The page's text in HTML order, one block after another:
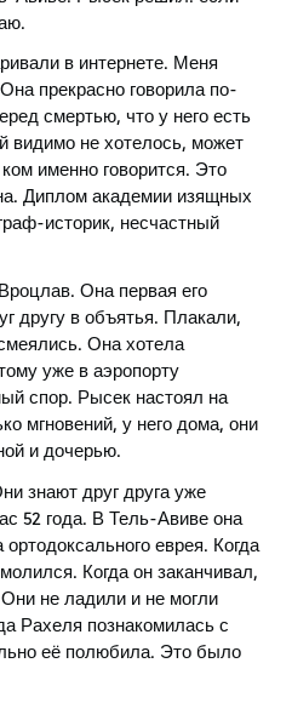
в интернете. Меня
прекрасно говорила по-
смертью, что у него есть
видимо не хотелось, может
именно говорится. Это
Диплом академии изящных
историк, несчастный
Она первая его
другу в объятья. Плакали,
Она хотела
уже в аэропорту
спор. Рысек настоял на
мгновений, у него дома, они
и дочерью.
знают друг друга уже
52 года. В Тель-Авиве она
еврея. Когда
Когда он заканчивал,
не ладили и не могли
Рахеля познакомилась с
её полюбила. Это было